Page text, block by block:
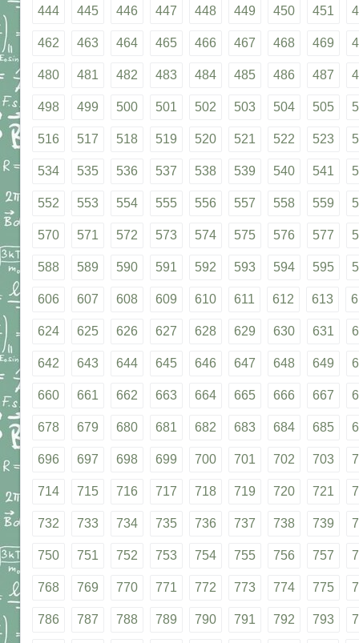
444 445 446 447 448 449 450 451
462 463 464 465 466 467 468 469
480 481 482 483 484 485 486 487
498 499 500 501 502 503 504 505
516 517 518 519 520 521 522 523
534 535 536 537 538 539 540 541
552 553 554 555 556 557 558 559
570 571 572 573 574 575 576 577
588 589 590 591 592 593 594 595
606 607 608 609 610 611 612 613
624 625 626 627 628 629 630 631
642 643 644 645 646 647 648 649
660 661 662 663 664 665 666 667
678 679 680 681 682 683 684 685
696 697 698 699 700 701 702 703
714 715 716 717 718 719 720 721
732 733 734 735 736 737 738 739
750 751 752 753 754 755 756 757
768 769 770 771 772 773 774 775
786 787 788 789 790 791 792 793